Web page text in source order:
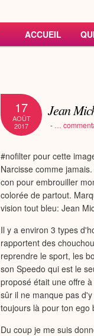
ACCUEIL
17
AOÛT
2017
Jean
- …
#nofilter pour cette
Narcisse comme
con pour embrouiller
colorée de partout.
vision tout bleu: Jean
Il y a environ 3 types
rapportent des
reprendre le sport, les
son Speedo qui est le
proposé était une offre
sûr il ne manque pas
toujours là pour ton ego
Du coup je me suis